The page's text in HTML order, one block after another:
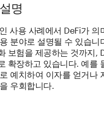
명
사용 사례에서 DeFi가
분야로 설명될 수 있습
보험을 제공하는 것까지,
확장하고 있습니다. 예를
예치하여 이자를 얻거나
우회합니다.